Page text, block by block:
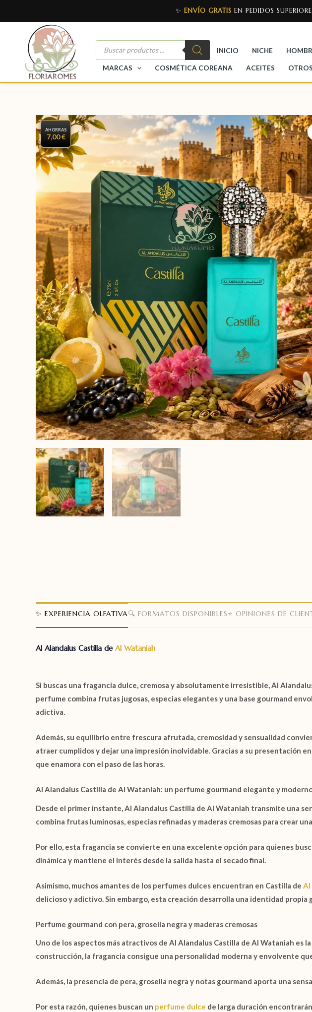
✨ ENVÍO GRATIS EN PEDIDOS
INICIO NICHE
MARCAS COSMÉTICA COREANA ACEITES
AHORRAS
7,00 €
✨ EXPERIENCIA OLFATIVA🔍 FORMATOS DISPONIBLES⭐ OPINIONES DE
Al Alandalus Castilla de Al Wataniah
Si buscas una fragancia dulce, cremosa y absolutamente irresistible,Al
perfume combina frutas jugosas, especias elegantes y una base gourmand
adictiva.
Además, su equilibrio entre frescura afrutada, cremosidad y sensualidad
atraer cumplidos y dejar una impresión inolvidable. Gracias a su presentación en
que enamora con el paso de las horas.
Al Alandalus Castilla de Al Wataniah: un perfume gourmand elegante y
Desde el primer instante, Al Alandalus Castilla de Al Wataniah transmite una
combina frutas luminosas, especias refinadas y maderas cremosas para crear
Por ello, esta fragancia se convierte en una excelente opción para quienes
dinámica y mantiene el interés desde la salida hasta el secado final.
Asimismo, muchos amantes de los perfumes dulces encuentran en Castilla de Al
delicioso y adictivo. Sin embargo, esta creación desarrolla una identidad propia
Perfume gourmand con pera, grosella negra y maderas cremosas
Uno de los aspectos más atractivos de Al Alandalus Castilla de Al Wataniah es
construcción, la fragancia consigue una personalidad moderna y envolvente
Además, la presencia de pera, grosella negra y notas gourmand aporta una
Por esta razón, quienes buscan un perfume dulce de larga duración